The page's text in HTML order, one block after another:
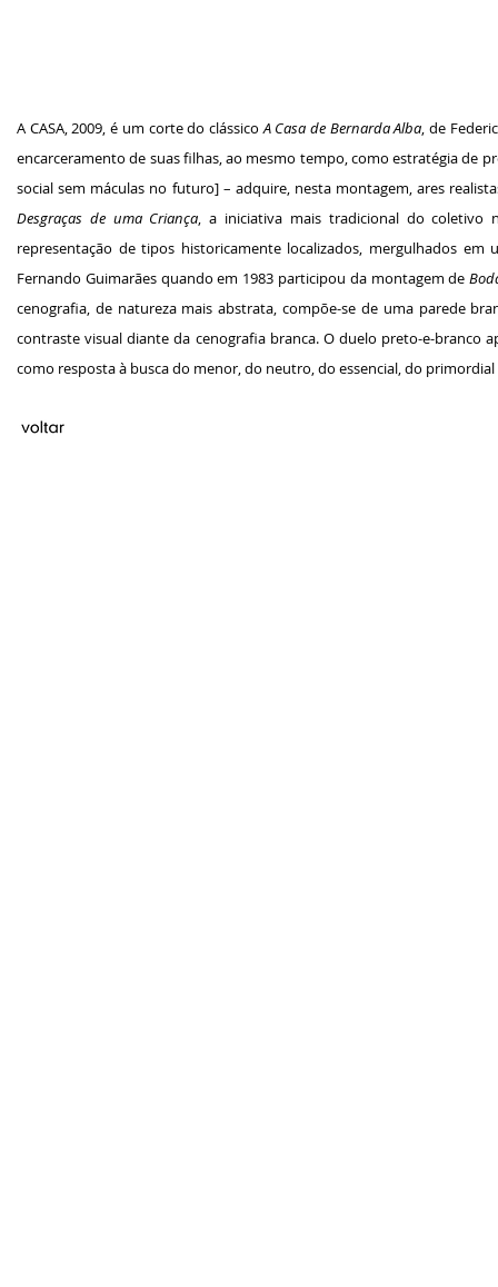
A CASA, 2009, é um corte do clássico A Casa de Bernarda Alba , de
encarceramento de suas filhas, ao mesmo tempo, como estratégia de
social sem máculas no futuro] – adquire, nesta montagem, ares
Desgraças de uma Criança , a iniciativa mais tradicional do
representação de tipos historicamente localizados, mergulhados
Fernando Guimarães quando em 1983 participou da montagem de
cenografia, de natureza mais abstrata, compõe-se de uma parede
contraste visual diante da cenografia branca. O duelo preto-e-branco
como resposta à busca do menor, do neutro, do essencial, do